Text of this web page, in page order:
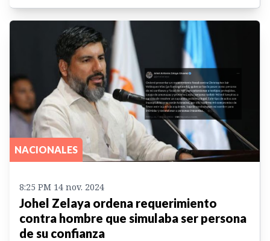
NACIONALES
8:25 PM 14 nov. 2024
Johel Zelaya ordena requerimiento
contra hombre que simulaba ser persona
de su confianza